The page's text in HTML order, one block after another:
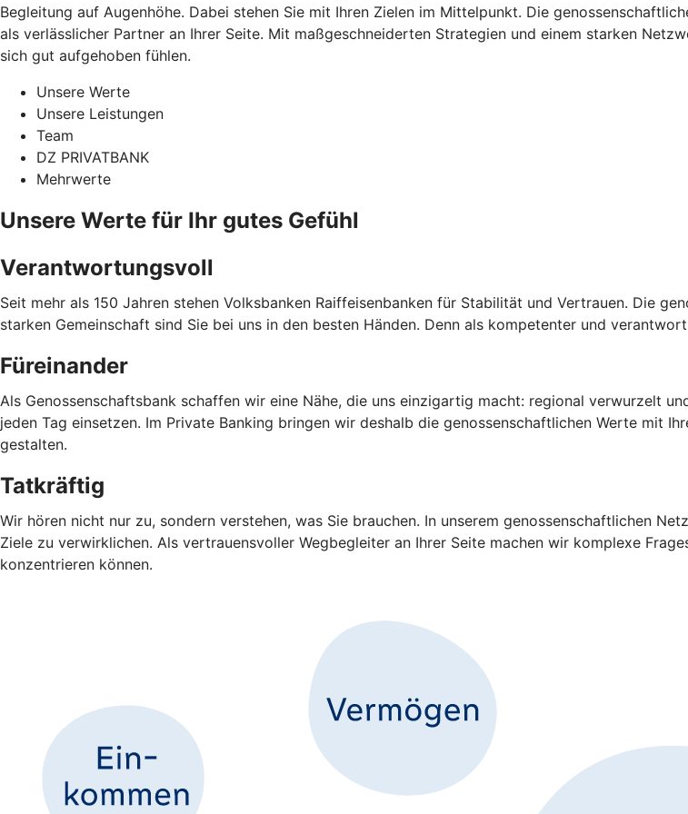
Begleitung auf Augenhöhe. Dabei stehen Sie mit Ihren Zielen im Mittelpunkt. Die
als verlässlicher Partner an Ihrer Seite. Mit maßgeschneiderten Strategien und einem starken
sich gut aufgehoben fühlen.
Unsere Werte
Unsere Leistungen
Team
DZ PRIVATBANK
Mehrwerte
Unsere Werte für Ihr gutes Gefühl
Verantwortungsvoll
Seit mehr als 150 Jahren stehen Volksbanken Raiffeisenbanken für Stabilität und Vertrauen. Die
starken Gemeinschaft sind Sie bei uns in den besten Händen. Denn als kompetenter und
Füreinander
Als Genossenschaftsbank schaffen wir eine Nähe, die uns einzigartig macht: regional verwurzelt
jeden Tag einsetzen. Im Private Banking bringen wir deshalb die genossenschaftlichen Werte mit
gestalten.
Tatkräftig
Wir hören nicht nur zu, sondern verstehen, was Sie brauchen. In unserem genossenschaftlichen
Ziele zu verwirklichen. Als vertrauensvoller Wegbegleiter an Ihrer Seite machen wir komplexe
konzentrieren können.